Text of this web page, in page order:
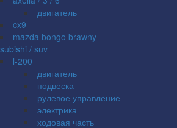
двигатель
cx9
mazda bongo brawny
/ suv
l-200
двигатель
подвеска
рулевое управление
электрика
ходовая часть